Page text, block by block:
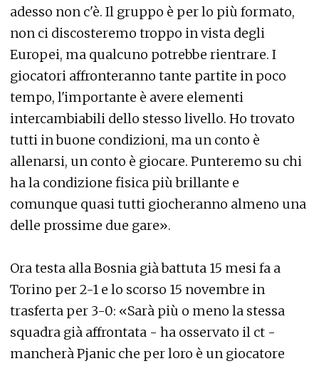
adesso non c'è. Il gruppo è per lo più formato,
non ci discosteremo troppo in vista degli
Europei, ma qualcuno potrebbe rientrare. I
giocatori affronteranno tante partite in poco
tempo, l'importante è avere elementi
intercambiabili dello stesso livello. Ho trovato
tutti in buone condizioni, ma un conto è
allenarsi, un conto è giocare. Punteremo su chi
ha la condizione fisica più brillante e
comunque quasi tutti giocheranno almeno una
delle prossime due gare».
Ora testa alla Bosnia già battuta 15 mesi fa a
Torino per 2-1 e lo scorso 15 novembre in
trasferta per 3-0: «Sarà più o meno la stessa
squadra già affrontata - ha osservato il ct -
mancherà Pjanic che per loro è un giocatore